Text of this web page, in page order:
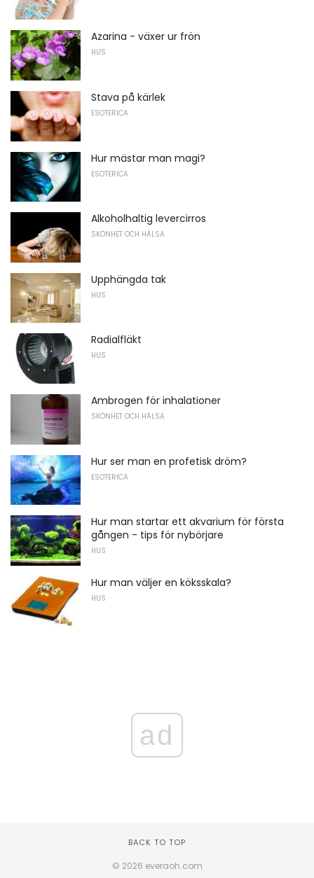
Azarina - växer ur frön
HUS
Stava på kärlek
ESOTERICA
Hur mästar man magi?
ESOTERICA
Alkoholhaltig levercirros
SKÖNHET OCH HÄLSA
Upphängda tak
HUS
Radialfläkt
HUS
Ambrogen för inhalationer
SKÖNHET OCH HÄLSA
Hur ser man en profetisk dröm?
ESOTERICA
Hur man startar ett akvarium för första
gången - tips för nybörjare
HUS
Hur man väljer en köksskala?
HUS
ad
BACK TO TOP
© 2026 everaoh.com